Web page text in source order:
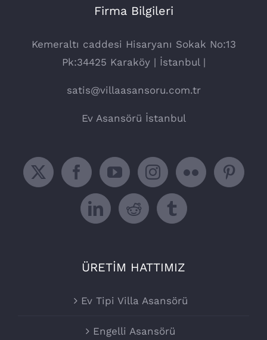
Firma Bilgileri
Kemeraltı caddesi Hisaryanı Sokak No:13
Pk:34425 Karaköy | İstanbul |
satis@villaasansoru.com.tr
Ev Asansörü İstanbul
ÜRETİM HATTIMIZ
Ev Tipi Villa Asansörü
Engelli Asansörü